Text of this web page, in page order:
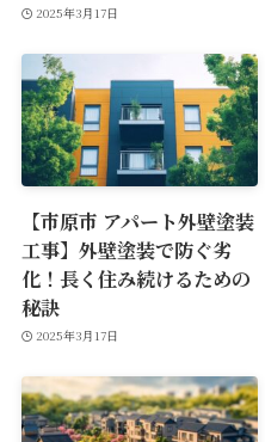
2025年3月17日
【市原市 アパート外壁塗装
工事】外壁塗装で防ぐ劣
化！長く住み続けるための
秘訣
2025年3月17日